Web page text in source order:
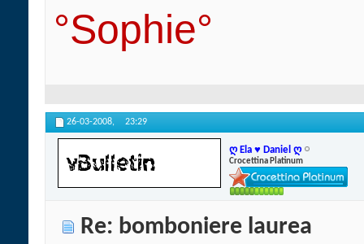
°Sophie°
26-03-2008, 23:29
ღ Ela ♥ Daniel ღ
Crocettina Platinum
Re: bomboniere laurea